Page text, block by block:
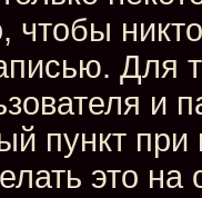
чтобы
Для
и
пункт
это